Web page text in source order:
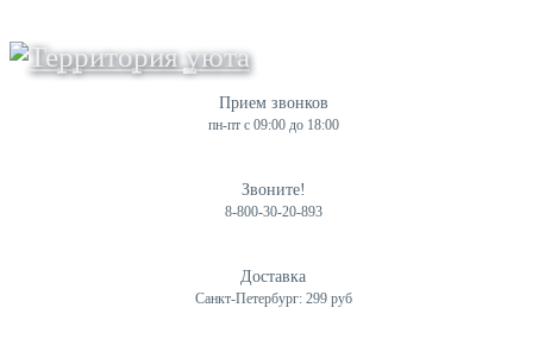
Прием звонков
пн-пт с 09:00 до 18:00
Звоните!
8-800-30-20-893
Доставка
Санкт-Петербург: 299 руб